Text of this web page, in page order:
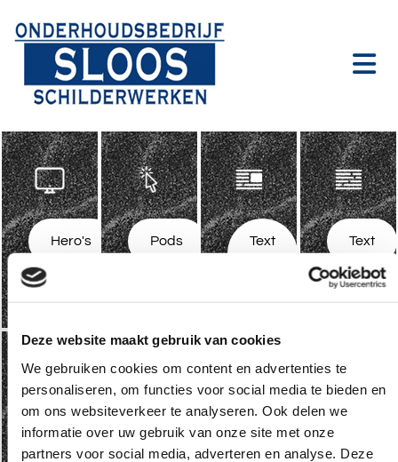
Deze website maakt gebruik van cookies
We gebruiken cookies om content en advertenties te
personaliseren, om functies voor social media te bieden en
om ons websiteverkeer te analyseren. Ook delen we
informatie over uw gebruik van onze site met onze
partners voor social media, adverteren en analyse. Deze
Hero's Pods
Text
Text
Testimonials Blogs Ecomm